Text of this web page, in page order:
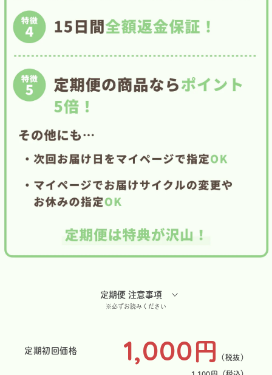
定期便 注意事項
※必ずお読みください
定期初回価格 1,000円 （税抜）
1,100円 （税込）